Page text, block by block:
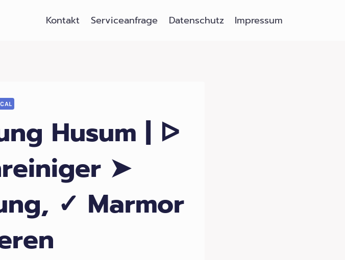
Kontakt Serviceanfrage Datenschutz Impressum
Husum | ᐅ
➤
✓ Marmor